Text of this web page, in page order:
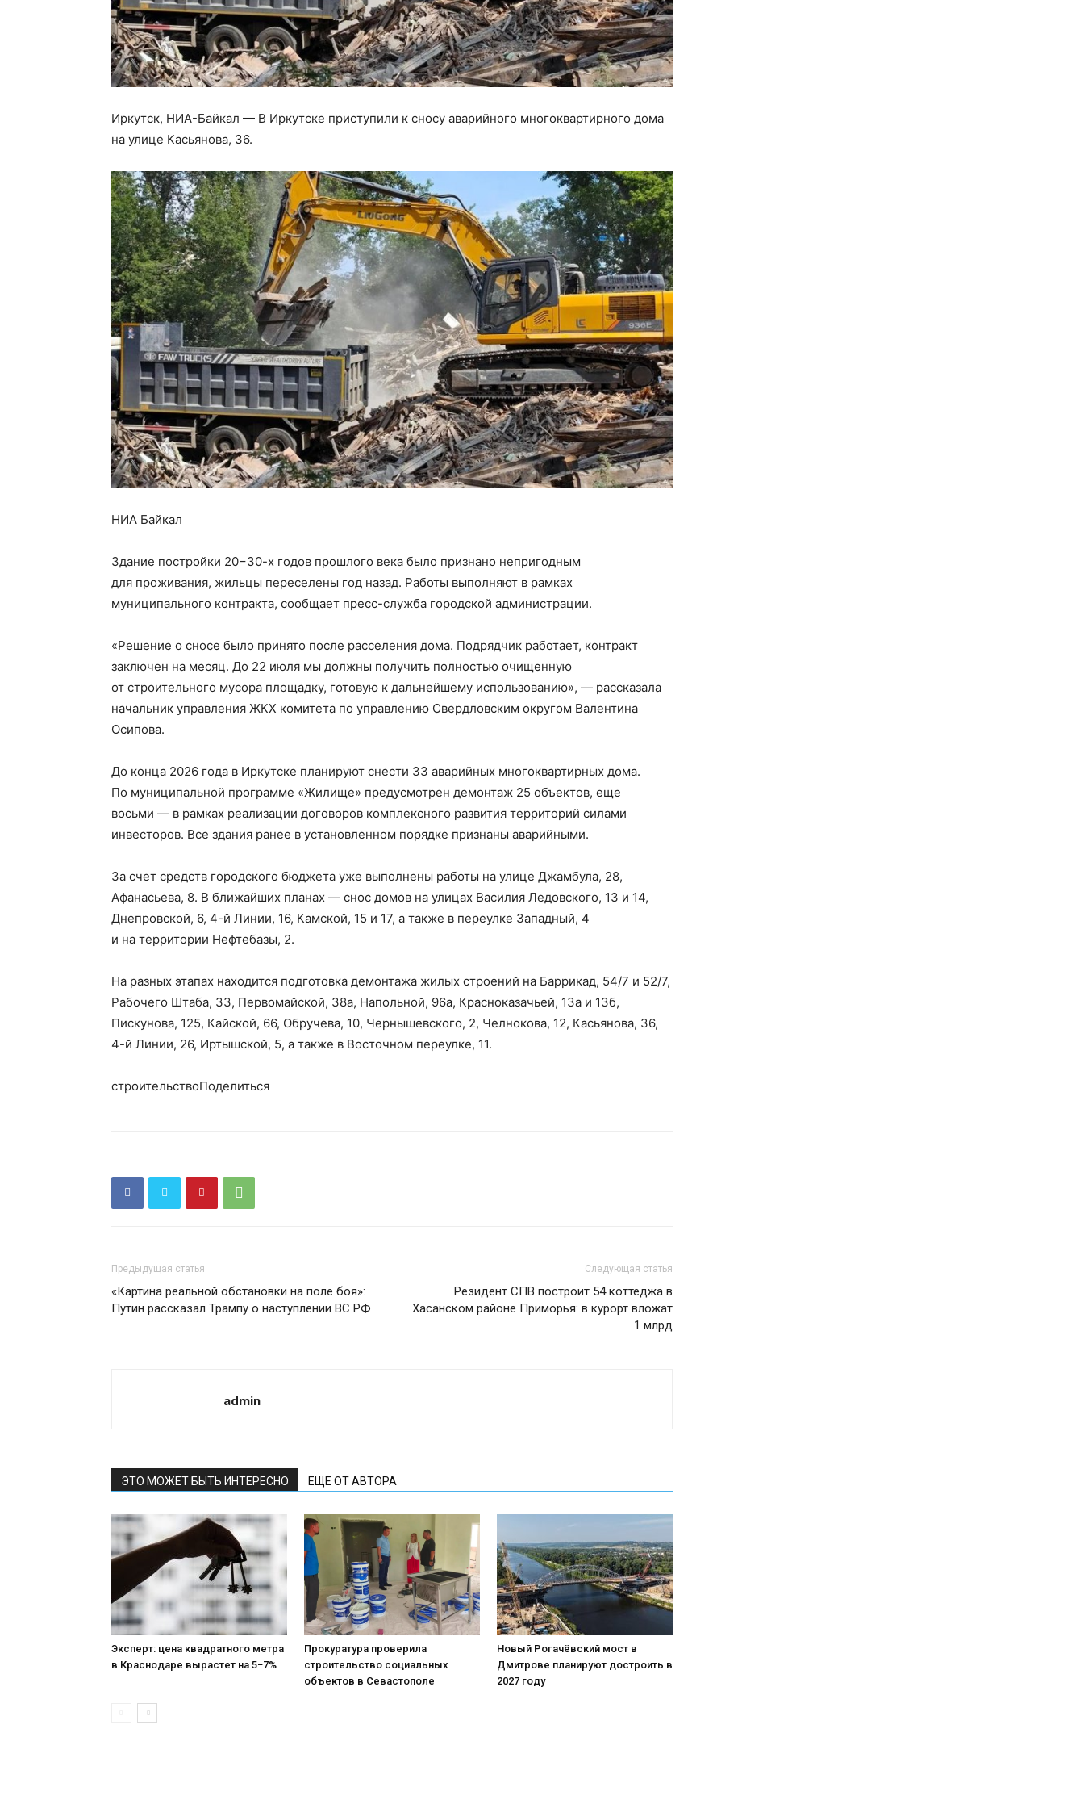
Иркутск, НИА-Байкал — В Иркутске приступили к сносу аварийного многоквартирного дома
на улице Касьянова, 36.
НИА Байкал
Здание постройки 20−30-х годов прошлого века было признано непригодным
для проживания, жильцы переселены год назад. Работы выполняют в рамках
муниципального контракта, сообщает пресс-служба городской администрации.
«Решение о сносе было принято после расселения дома. Подрядчик работает, контракт
заключен на месяц. До 22 июля мы должны получить полностью очищенную
от строительного мусора площадку, готовую к дальнейшему использованию», — рассказала
начальник управления ЖКХ комитета по управлению Свердловским округом Валентина
Осипова.
До конца 2026 года в Иркутске планируют снести 33 аварийных многоквартирных дома.
По муниципальной программе «Жилище» предусмотрен демонтаж 25 объектов, еще
восьми — в рамках реализации договоров комплексного развития территорий силами
инвесторов. Все здания ранее в установленном порядке признаны аварийными.
За счет средств городского бюджета уже выполнены работы на улице Джамбула, 28,
Афанасьева, 8. В ближайших планах — снос домов на улицах Василия Ледовского, 13 и 14,
Днепровской, 6, 4-й Линии, 16, Камской, 15 и 17, а также в переулке Западный, 4
и на территории Нефтебазы, 2.
На разных этапах находится подготовка демонтажа жилых строений на Баррикад, 54/7 и 52/7,
Рабочего Штаба, 33, Первомайской, 38а, Напольной, 96а, Красноказачьей, 13а и 13б,
Пискунова, 125, Кайской, 66, Обручева, 10, Чернышевского, 2, Челнокова, 12, Касьянова, 36,
4-й Линии, 26, Иртышской, 5, а также в Восточном переулке, 11.
строительствоПоделиться
Предыдущая статья
«Картина реальной обстановки на поле боя»:
Путин рассказал Трампу о наступлении ВС РФ
Следующая статья
Резидент СПВ построит 54 коттеджа в
Хасанском районе Приморья: в курорт вложат
1 млрд
admin
ЭТО МОЖЕТ БЫТЬ ИНТЕРЕСНО ЕЩЕ ОТ АВТОРА
Эксперт: цена квадратного метра
в Краснодаре вырастет на 5−7%
Прокуратура проверила
строительство социальных
объектов в Севастополе
Новый Рогачёвский мост в
Дмитрове планируют достроить в
2027 году